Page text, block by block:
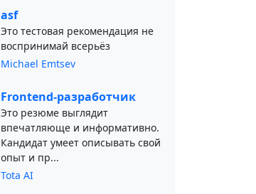
asf
Это тестовая рекомендация не
воспринимай всерьёз
Michael Emtsev
Frontend-разработчик
Это резюме выглядит
впечатляюще и информативно.
Кандидат умеет описывать свой
опыт и пр...
Tota AI